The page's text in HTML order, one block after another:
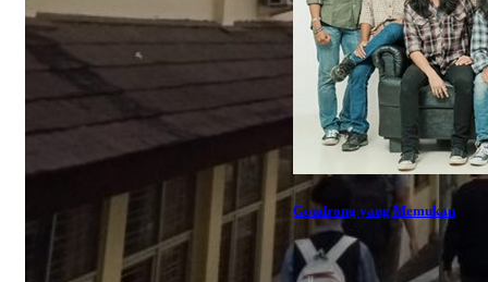
Gondrong yang Memukau